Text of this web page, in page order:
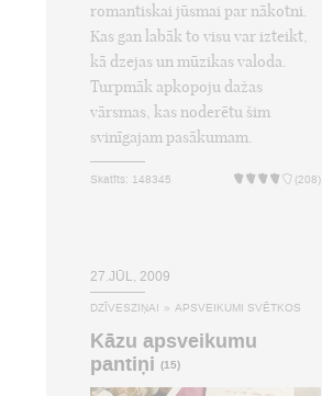
romantiskai jūsmai par nākotni.
Kas gan labāk to visu var izteikt,
kā dzejas un mūzikas valoda.
Turpmāk apkopoju dažas
vārsmas, kas noderētu šim
svinīgajam pasākumam.
Skatīts: 148345 (208)
27.JŪL, 2009
DZĪVESZIŅAI » APSVEIKUMI SVĒTKOS
Kāzu apsveikumu
pantiņi (15)